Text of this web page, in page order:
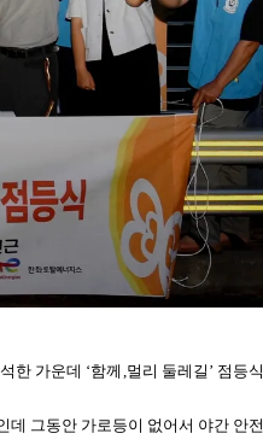
한 가운데 ‘함께,멀리 둘레길’ 점등식
데 그동안 가로등이 없어서 야간 안전